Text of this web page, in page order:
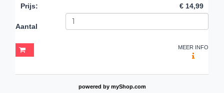
Prijs: € 14,99
Aantal
MEER INFO
powered by myShop.com